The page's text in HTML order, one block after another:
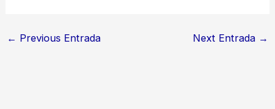
← Previous Entrada Next Entrada →